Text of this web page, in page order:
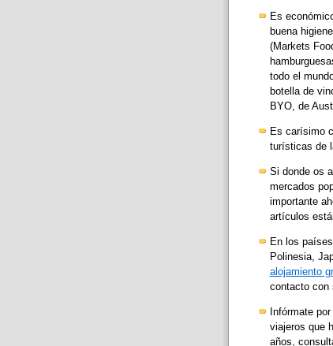
Es
buena
(Markets
todo el
botella de
BYO, de
Es carísimo
turísticas de
Si donde os
mercados
importante
artículos
En los
Polinesia,
alojamiento
contacto con
Infórmate
viajeros que
años,